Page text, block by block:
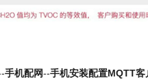
手机配网--手机安装配置MQTT客